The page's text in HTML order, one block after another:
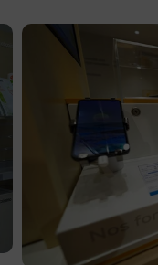
En savoir plus